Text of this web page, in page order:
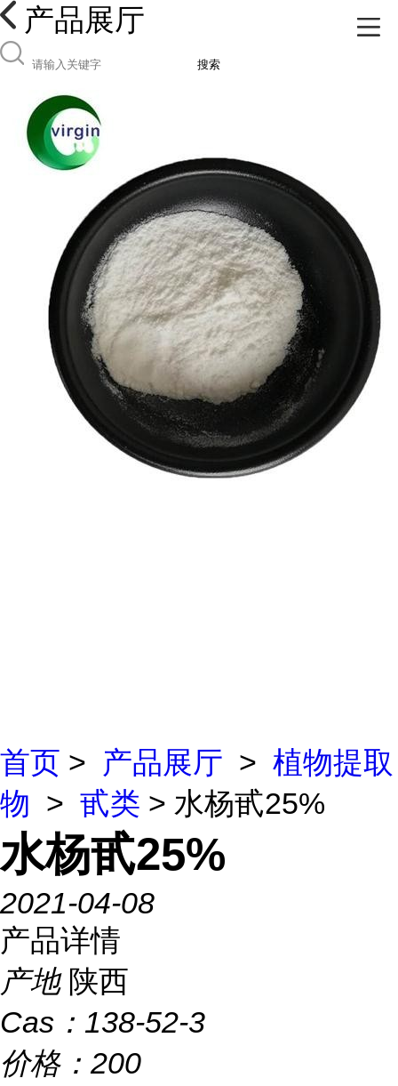
产品展厅
搜索
首页 > 产品展厅 > 植物提取
物 > 甙类 > 水杨甙25%
水杨甙25%
2021-04-08
产品详情
产地 陕西
Cas： 138-52-3
价格： 200